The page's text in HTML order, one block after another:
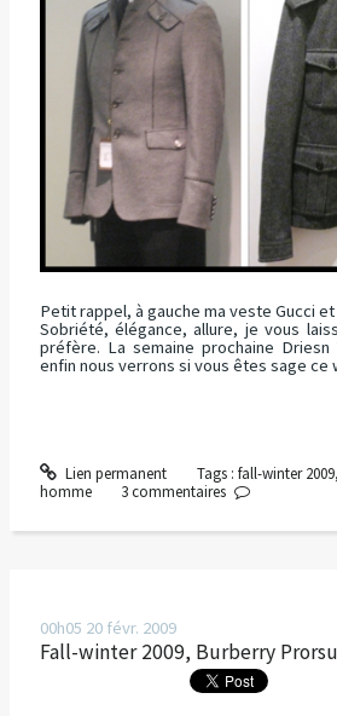
Petit rappel, à gauche ma veste Gucci
Sobriété, élégance, allure, je vous
préfère. La semaine prochaine
enfin nous verrons si vous êtes sage ce
Lien permanent Tags : fall-winter 2009,
homme
3commentaires
00h05 20 févr. 2009
Fall-winter 2009, Burberry